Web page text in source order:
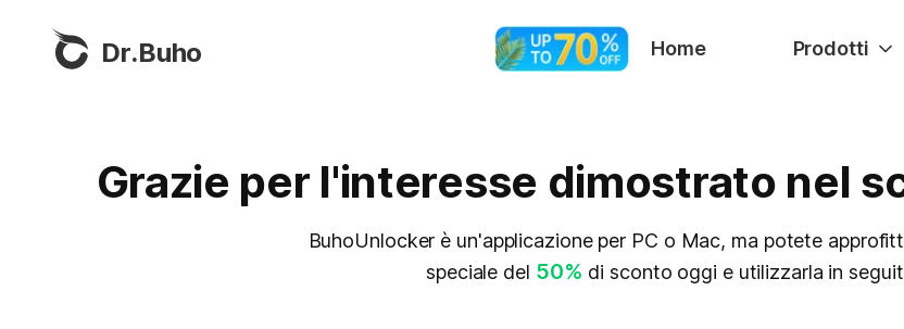
Dr.Buho Home Prodotti
Grazie per l'interesse dimostrato nel
BuhoUnlocker è un'applicazione per PC o Mac, ma potete
speciale del 50% di sconto oggi e utilizzarla in